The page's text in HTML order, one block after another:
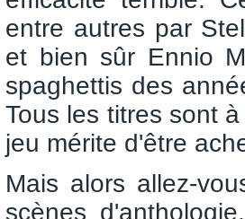
entre autres par
et bien sûr Ennio
spaghettis des
Tous les titres sont
jeu mérite d'être
Mais alors allez-
scènes